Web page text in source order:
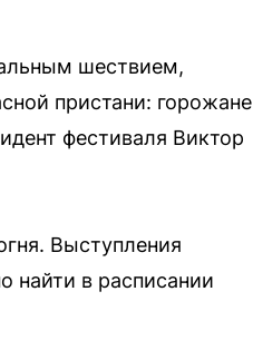
шествием,
пристани: горожане
фестиваля Виктор
Выступления
найти в расписании